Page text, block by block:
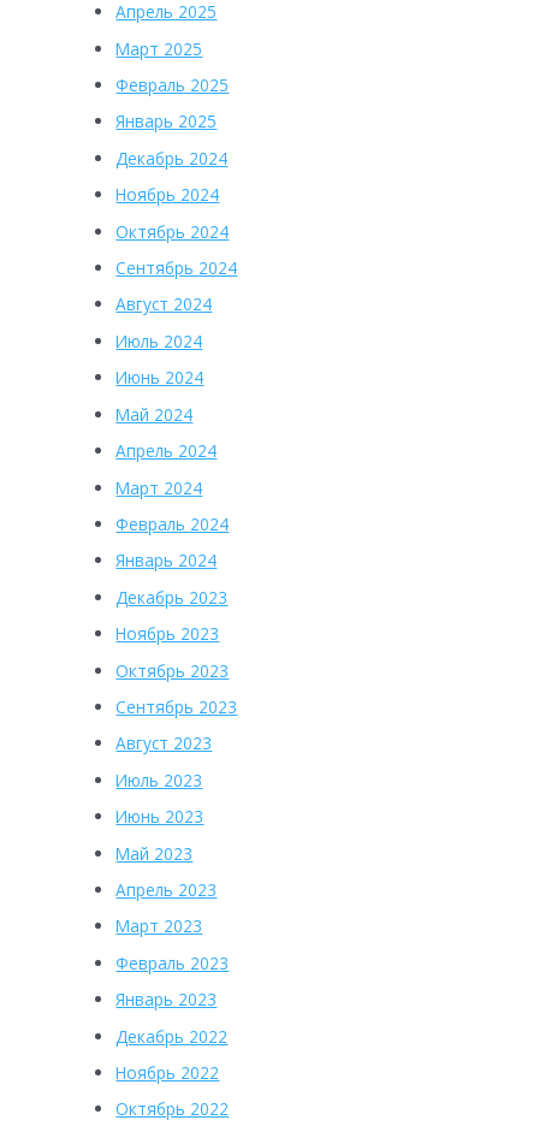
Апрель 2025
Март 2025
Февраль 2025
Январь 2025
Декабрь 2024
Ноябрь 2024
Октябрь 2024
Сентябрь 2024
Август 2024
Июль 2024
Июнь 2024
Май 2024
Апрель 2024
Март 2024
Февраль 2024
Январь 2024
Декабрь 2023
Ноябрь 2023
Октябрь 2023
Сентябрь 2023
Август 2023
Июль 2023
Июнь 2023
Май 2023
Апрель 2023
Март 2023
Февраль 2023
Январь 2023
Декабрь 2022
Ноябрь 2022
Октябрь 2022